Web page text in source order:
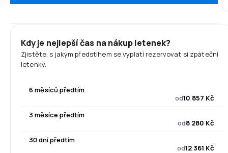
Kdy je nejlepší čas na nákup letenek?
Zjistěte, s jakým předstihem se vyplatí rezervovat si zpáteční
letenky.
6 měsíců předtím
od10 857 Kč
3 měsíce předtím
od8 280 Kč
30 dní předtím
od12 361 Kč